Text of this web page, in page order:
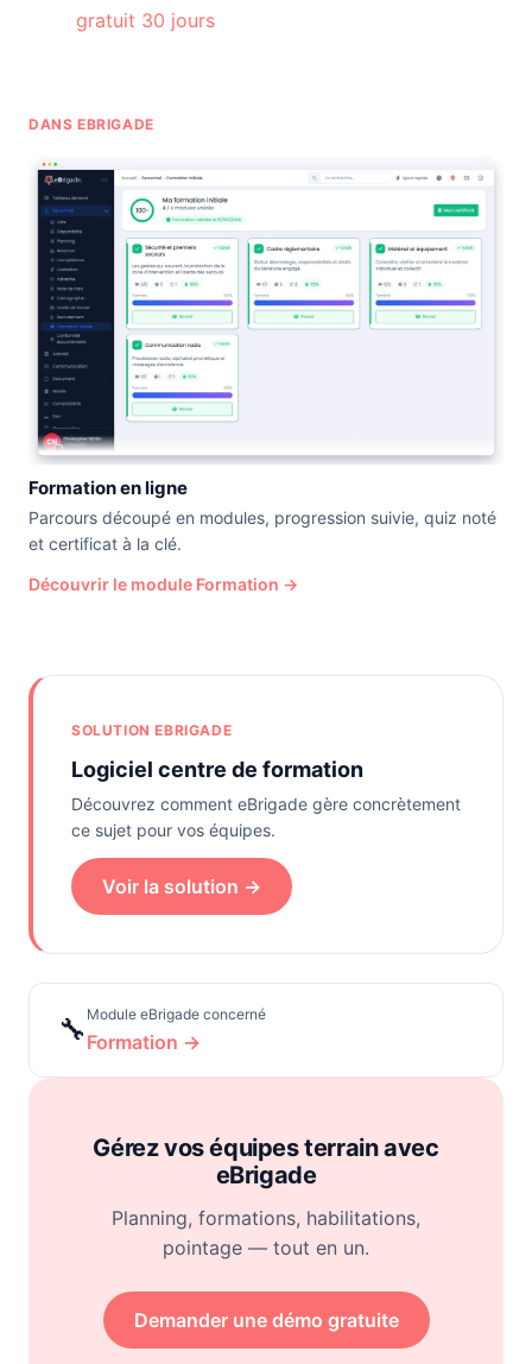
gratuit 30 jours
DANS EBRIGADE
Formation en ligne
Parcours découpé en modules, progression suivie, quiz noté
et certificat à la clé.
Découvrir le module Formation →
SOLUTION EBRIGADE
Logiciel centre de formation
Découvrez comment eBrigade gère concrètement
ce sujet pour vos équipes.
Voir la solution →
🔧 Module eBrigade concerné
Formation →
Gérez vos équipes terrain avec
eBrigade
Planning, formations, habilitations,
pointage — tout en un.
Demander une démo gratuite